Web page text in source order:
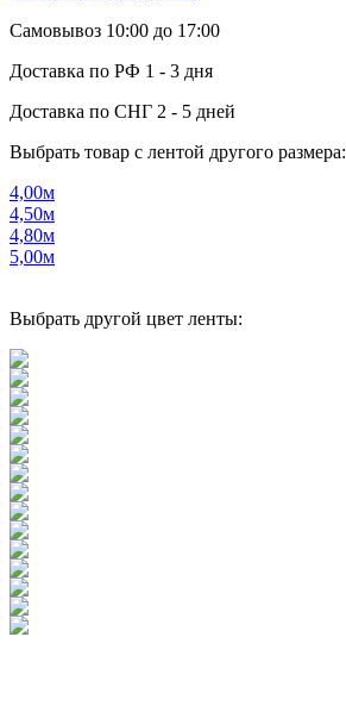
Самовывоз 10:00 до 17:00
Доставка по РФ 1 - 3 дня
Доставка по СНГ 2 - 5 дней
Выбрать товар с лентой другого размера:
4,00м
4,50м
4,80м
5,00м
Выбрать другой цвет ленты: